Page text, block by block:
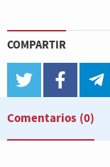
COMPARTIR
twitter facebook
Comentarios (0)